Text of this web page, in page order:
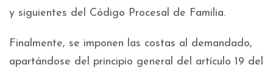
y siguientes del Código Procesal de Familia.
Finalmente, se imponen las costas al demandado,
apartándose del principio general del artículo 19 del